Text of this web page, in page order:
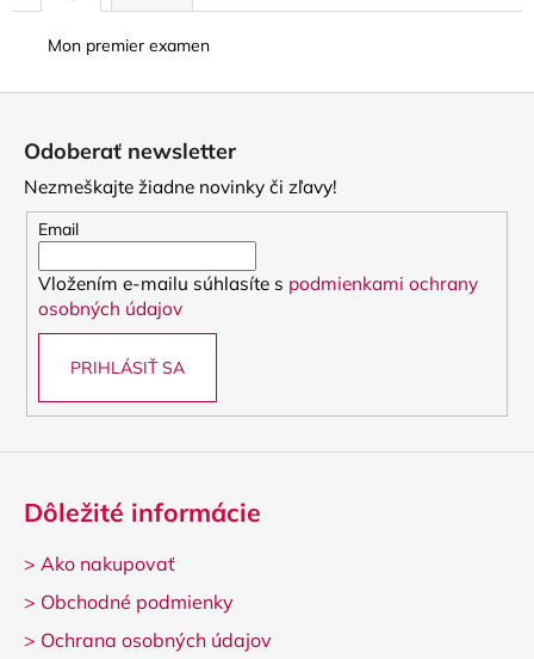
Mon premier examen
Odoberať newsletter
Nezmeškajte žiadne novinky či zľavy!
Email
Vložením e-mailu súhlasíte s podmienkami ochrany
osobných údajov
PRIHLÁSIŤ SA
Dôležité informácie
> Ako nakupovať
> Obchodné podmienky
> Ochrana osobných údajov